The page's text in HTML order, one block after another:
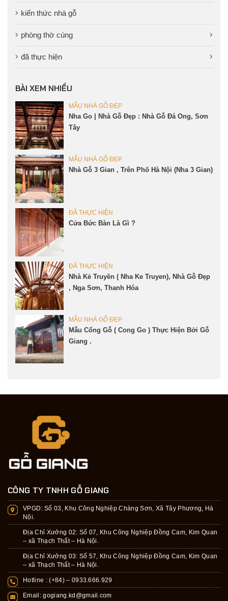
kiến thức nhà gỗ
phòng thờ cúng
đã thực hiện
BÀI XEM NHIỀU
MẪU NHÀ GỖ ĐẸP
Nha Go | Nhà Gỗ Đẹp : Nhà Gỗ Đá Ong, Sơn
Tây
MẪU NHÀ GỖ ĐẸP
Nhà Gỗ 3 Gian , Trên Phố Hà Nội (Nha 3 Gian)
ĐÃ THỰC HIỆN
Cửa Bức Bàn Là Gì ?
ĐÃ THỰC HIỆN
Nhà Kẻ Truyền ( Nha Ke Truyen), Nhà Gỗ Đẹp
, Nga Sơn, Thanh Hóa
MẪU NHÀ GỖ ĐẸP
Mẫu Cổng Gỗ ( Cong Go ) Thực Hiện Bởi Gỗ
Giang .
CÔNG TY TNHH GỖ GIANG
VPGD: Số 03, Khu Công Nghiệp Chàng Sơn, Xã Tây Phương, Hà
Nội.
Địa Chỉ Xưởng 02: Số 07, Khu Công Nghiệp Đồng Cam, Kim Quan
– xã Thạch Thất – Hà Nội.
Địa Chỉ Xưởng 03: Số 57, Khu Công Nghiệp Đồng Cam, Kim Quan
– xã Thạch Thất – Hà Nội.
Hotline : (+84) – 0933.666.929
Email:gogiang.kd@gmail.com